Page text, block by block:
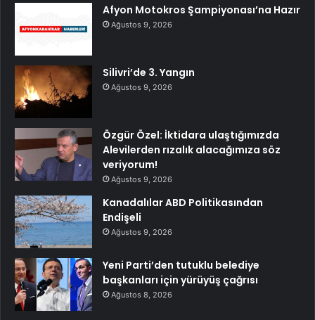
Afyon Motokros Şampiyonası’na Hazır
Ağustos 9, 2026
Silivri’de 3. Yangın
Ağustos 9, 2026
Özgür Özel: İktidara ulaştığımızda
Alevilerden rızalık alacağımıza söz
veriyorum!
Ağustos 9, 2026
Kanadalılar ABD Politikasından
Endişeli
Ağustos 9, 2026
Yeni Parti’den tutuklu belediye
başkanları için yürüyüş çağrısı
Ağustos 8, 2026